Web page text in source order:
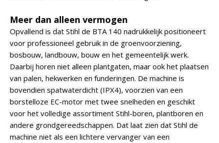
Meer dan alleen vermogen
Opvallend is dat Stihl de BTA 140 nadrukkelijk positioneert
voor professioneel gebruik in de groenvoorziening,
bosbouw, landbouw, bouw en het gemeentelijk werk.
Daarbij horen niet alleen plantgaten, maar ook het plaatsen
van palen, hekwerken en funderingen. De machine is
bovendien spatwaterdicht (IPX4), voorzien van een
borstelloze EC-motor met twee snelheden en geschikt
voor het volledige assortiment Stihl-boren, plantboren en
andere grondgereedschappen. Dat laat zien dat Stihl de
machine niet als een lichtere vervanger van een